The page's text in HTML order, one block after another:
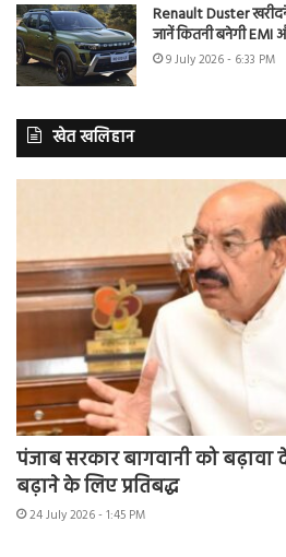
Renault Duster
जानें कितनी बनेगी EMI
9 July 2026 - 6:33 PM
खेत खलिहान
पंजाब सरकार बागवानी को
बढ़ाने के लिए प्रतिबद्ध
24 July 2026 - 1:45 PM